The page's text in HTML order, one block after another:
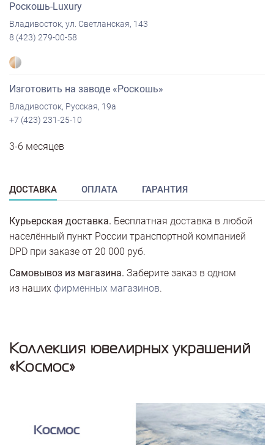
Роскошь-Luxury
Владивосток, ул. Светланская, 143
8 (423) 279-00-58
Изготовить на заводе «Роскошь»
Владивосток, Русская, 19а
+7 (423) 231-25-10
3-6 месяцев
ДОСТАВКА ОПЛАТА ГАРАНТИЯ
Курьерская доставка. Бесплатная доставка в любой
населённый пункт России транспортной компанией
DPD при заказе от 20 000 руб.
Самовывоз из магазина. Заберите заказ в одном
из наших фирменных магазинов.
Коллекция ювелирных украшений
«Космос»